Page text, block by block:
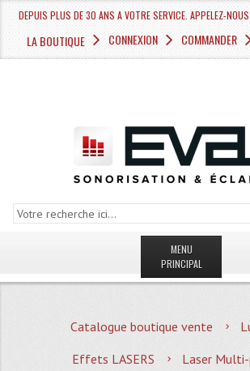
DEPUIS PLUS DE 30 ANS A VOTRE SERVICE. APPELEZ-
LA BOUTIQUE CONNEXION COMMANDER
MENU
PRINCIPAL
MAGASIN
Quoi De Neuf?
Catalogue boutique vente
Effets LASERS
Laser